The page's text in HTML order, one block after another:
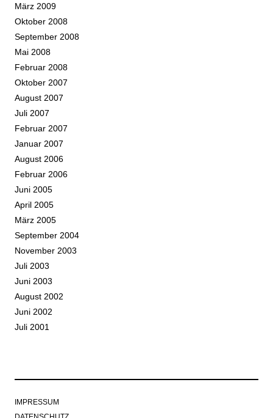
März 2009
Oktober 2008
September 2008
Mai 2008
Februar 2008
Oktober 2007
August 2007
Juli 2007
Februar 2007
Januar 2007
August 2006
Februar 2006
Juni 2005
April 2005
März 2005
September 2004
November 2003
Juli 2003
Juni 2003
August 2002
Juni 2002
Juli 2001
IMPRESSUM